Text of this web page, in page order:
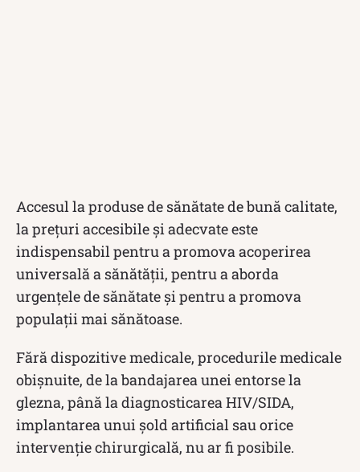
Accesul la produse de sănătate de bună calitate,
la prețuri accesibile și adecvate este
indispensabil pentru a promova acoperirea
universală a sănătății, pentru a aborda
urgențele de sănătate și pentru a promova
populații mai sănătoase.
Fără dispozitive medicale, procedurile medicale
obișnuite, de la bandajarea unei entorse la
glezna, până la diagnosticarea HIV/SIDA,
implantarea unui șold artificial sau orice
intervenție chirurgicală, nu ar fi posibile.